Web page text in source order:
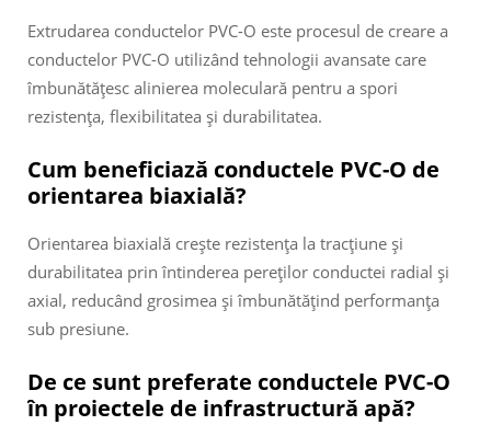
Extrudarea conductelor PVC-O este procesul de creare a
conductelor PVC-O utilizând tehnologii avansate care
îmbunătățesc alinierea moleculară pentru a spori
rezistența, flexibilitatea și durabilitatea.
Cum beneficiază conductele PVC-O de
orientarea biaxială?
Orientarea biaxială crește rezistența la tracțiune și
durabilitatea prin întinderea pereților conductei radial și
axial, reducând grosimea și îmbunătățind performanța
sub presiune.
De ce sunt preferate conductele PVC-O
în proiectele de infrastructură apă?